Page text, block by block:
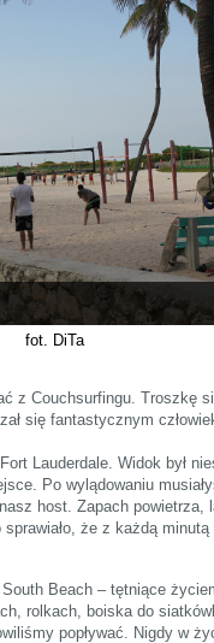
fot. DiTa
z Couchsurfingu. Troszkę
się fantastycznym
Lauderdale. Widok był
Po wylądowaniu
host. Zapach powietrza,
że z każdą minutą
Beach – tętniące
rolkach, boiska do
popływać. Nigdy w